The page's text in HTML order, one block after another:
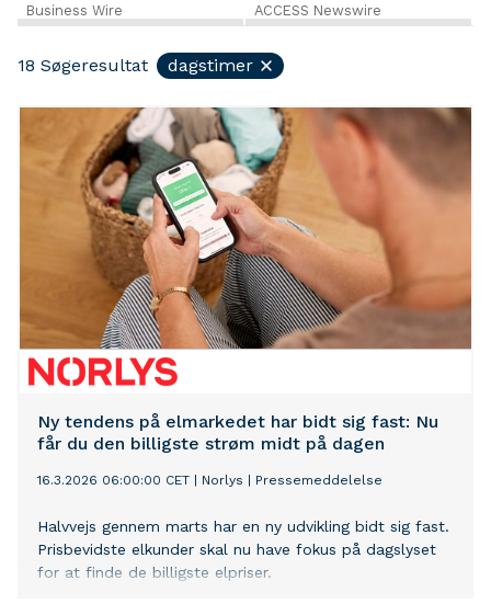
Business Wire ACCESS Newswire
18 Søgeresultat dagstimer
Ny tendens på elmarkedet har bidt sig fast: Nu
får du den billigste strøm midt på dagen
16.3.2026 06:00:00 CET Norlys Pressemeddelelse
Halvvejs gennem marts har en ny udvikling bidt sig fast.
Prisbevidste elkunder skal nu have fokus på dagslyset
for at finde de billigste elpriser.